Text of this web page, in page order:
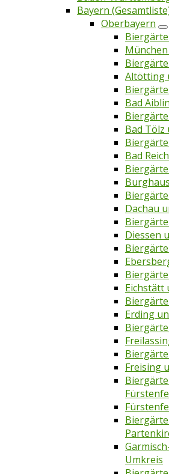
Bayern
Oberbayern
Altötting
Bad
Bad Tölz
Bad
Dachau
Diessen
Eichstätt
Erding
Freising
Umkreis